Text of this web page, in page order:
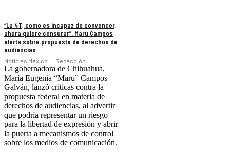
“La 4T, como es incapaz de convencer,
ahora quiere censurar”: Maru Campos
alerta sobre propuesta de derechos de
audiencias
Noticias México Redacción
La gobernadora de Chihuahua,
María Eugenia “Maru” Campos
Galván, lanzó críticas contra la
propuesta federal en materia de
derechos de audiencias, al advertir
que podría representar un riesgo
para la libertad de expresión y abrir
la puerta a mecanismos de control
sobre los medios de comunicación.